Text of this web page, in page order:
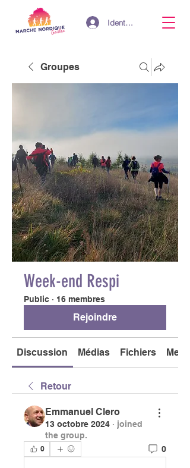
Identifiant
Groupes
Week-end Respi
Public · 16 membres
Rejoindre
Discussion Médias Fichiers
Retour
Emmanuel Clero
13 octobre 2024 · joined
the group.
0 0